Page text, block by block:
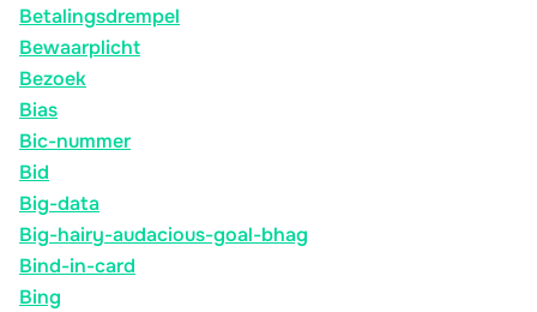
Betalingsdrempel
Bewaarplicht
Bezoek
Bias
Bic-nummer
Bid
Big-data
Big-hairy-audacious-goal-bhag
Bind-in-card
Bing